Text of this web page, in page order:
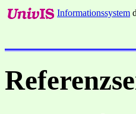
Informationssystem